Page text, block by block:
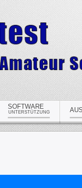
SOFTWARE
UNTERSTÜTZUNG